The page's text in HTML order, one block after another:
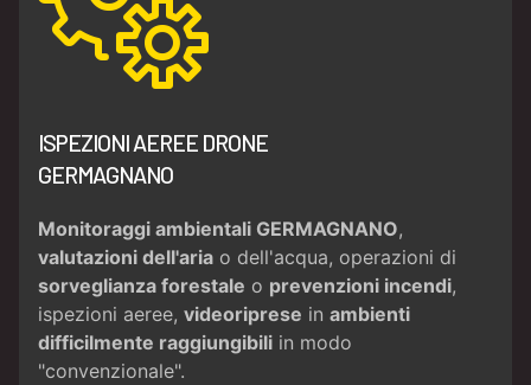
ISPEZIONI AEREE DRONE
GERMAGNANO
Monitoraggi ambientali GERMAGNANO,
valutazioni dell'aria o dell'acqua, operazioni di
sorveglianza forestale o prevenzioni incendi,
ispezioni aeree, videoriprese in ambienti
difficilmente raggiungibili in modo
"convenzionale".